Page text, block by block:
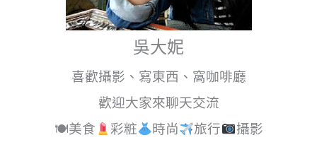
吳大妮
喜歡攝影、寫東西、窩咖啡廳
歡迎大家來聊天交流
🍽美食
彩粧 時尚 旅行
攝影